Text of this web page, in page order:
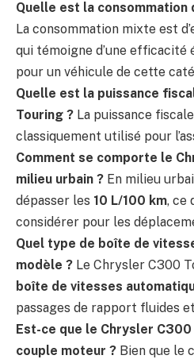
Quelle est la consommation
La consommation mixte est
qui témoigne d’une efficacité
pour un véhicule de cette
Quelle est la puissance
Touring ? La puissance
classiquement utilisé pour
Comment se comporte le
milieu urbain ? En milieu
dépasser les 10 L/100 km, ce
considérer pour les
Quel type de boîte de
modèle ? Le Chrysler C300
boîte de vitesses
passages de rapport fluides
Est-ce que le Chrysler C300
couple moteur ? Bien que le